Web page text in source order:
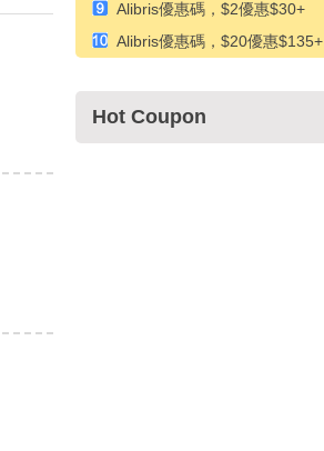
惠5美元
Alibris優惠碼，$2優惠$30+
Alibris優惠碼，$20優惠$135+
Hot Coupon